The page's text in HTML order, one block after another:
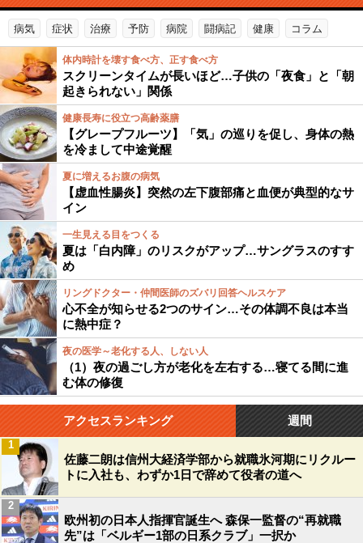
病気 症状 治療 予防 病院 闘病記 健康 コラム
体内時計を壊す食べ方、正す食べ方
スクリーンタイムが長いほど…子供の「夜食」と「朝
起きられない」関係
健康長寿に役立つ高齢薬膳
【グレープフルーツ】「気」の巡りを促し、身体の熱
を冷まして中途覚醒
夏に増えるお腹の病気
【虚血性腸炎】突然の左下腹部痛と血便が典型的なサ
イン
一生見える目をつくる
夏は「白内障」のリスクがアップ…サングラスのすす
め
リングドクター・仲間医師のズバリ回答ヘルスケア
心不全が知らせる2つのサイン…その体調不良は本当
に熱中症？
夜の医学～老化する人、しない人
（1）夜の過ごし方が老化を左右する…寝てる間に進
む体の修復
アクセスランキング 週間
佐藤二朗は信州大経済学部から就職氷河期にリクルー
トに入社も、わずか1日で辞めて役者の道へ
1
欧州初の日本人指揮官誕生へ 森保一監督の“再就職
先”は「ベルギー1部の日系クラブ」一択か
2